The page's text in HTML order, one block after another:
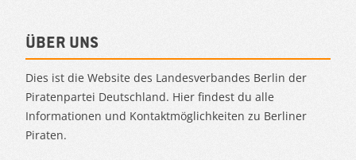
Über uns
Dies ist die Website des Landesverbandes Berlin der
Piratenpartei Deutschland. Hier findest du alle
Informationen und Kontaktmöglichkeiten zu Berliner
Piraten.